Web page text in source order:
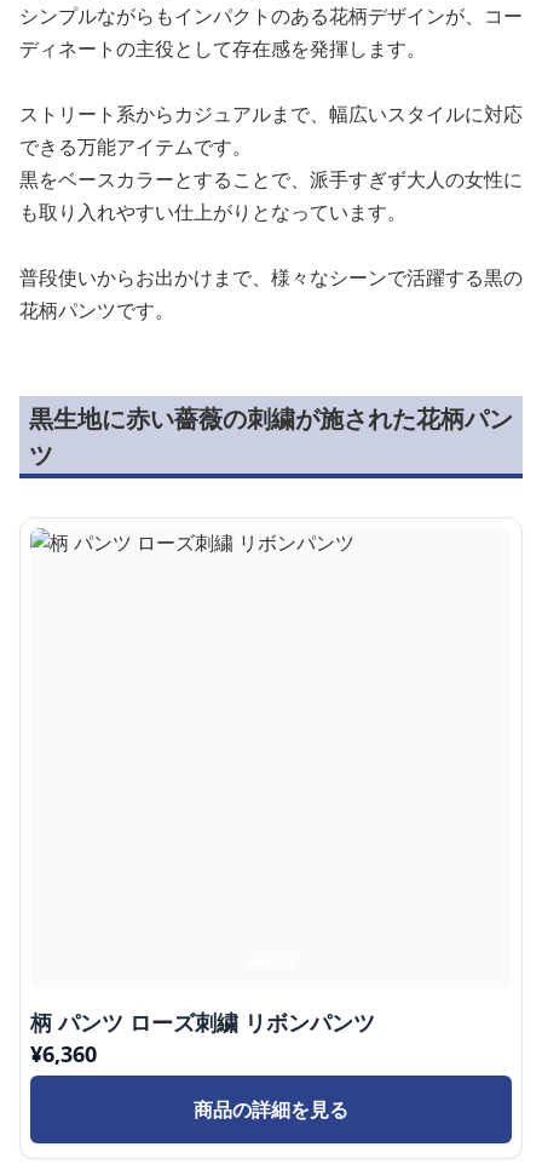
シンプルながらもインパクトのある花柄デザインが、コー
ディネートの主役として存在感を発揮します。
ストリート系からカジュアルまで、幅広いスタイルに対応
できる万能アイテムです。
黒をベースカラーとすることで、派手すぎず大人の女性に
も取り入れやすい仕上がりとなっています。
普段使いからお出かけまで、様々なシーンで活躍する黒の
花柄パンツです。
黒生地に赤い薔薇の刺繍が施された花柄パン
ツ
柄 パンツ ローズ刺繍 リボンパンツ
¥6,360
商品の詳細を見る